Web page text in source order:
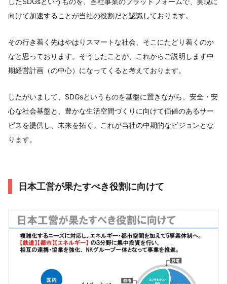
向けて加速することが当社の役割だと認識しております。
その行き着く先はやはりスマートな社会、そこにたどり着くのか
なと思っております。そうしたことが、これからご説明します中
期経営計画（の中心）になってくると考えております。
したがいまして、SDGsというものを基盤に置きながら、安全・安
心な社会基盤と、豊かな生活空間づくりに向けて価値のあるサー
ビスを提供し、未来を拓く。これが当社の中期的なビジョンとな
ります。
日本工営が果たすべき役割に向けて